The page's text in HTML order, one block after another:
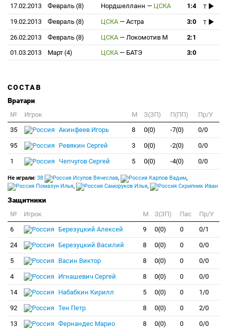
17.02.2013 Февраль (8) Нордшелланн — ЦСКА 1:4 T
19.02.2013 Февраль (8) ЦСКА— Астра 3:0 T
26.02.2013 Февраль (8) ЦСКА— Локомотив М
2:1
01.03.2013
Март (4) ЦСКА— БАТЭ 3:0
СОСТАВ
Вратари
№ Игрок M З(ЗП) П(ПП)
Пр/У
35
Акинфеев Игорь 8 0(0) -7(0) 0/0
95 Ревякин Сергей 3 0(0) -2(0) 0/0
1 Чепчугов Сергей 5 0(0) -4(0) 0/0
Не играли: 38 Исупов Вячеслав, Карпов Вадим,
Помазун Илья, Саморуков Илья, Скрипник Иван
Защитники
№ Игрок M З(ЗП) Пас
Пр/У
6
Березуцкий Алексей 9 0(0) 0 0/1
24 Березуцкий Василий 8 0(0) 0 0/0
5 Васин Виктор 8 0(0) 0 0/0
4 Игнашевич Сергей 8 0(0) 0 0/0
14 Набабкин Кирилл 5 0(0) 0 1/0
92 Тен Петр 8 0(0) 0 2/0
13 Фернандес Марио 8 0(0) 0 0/0